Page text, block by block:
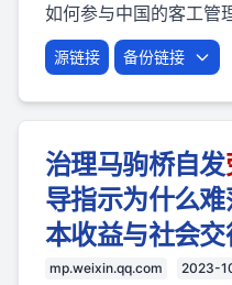
如何参与中国的客工管
源链接 备份链接
治理马驹桥自发
导指示为什么
本收益与社会
mp.weixin.qq.com 2023-